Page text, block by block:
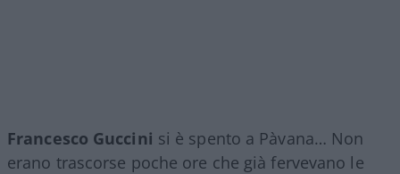
Francesco Guccini si è spento a Pàvana… Non
erano trascorse poche ore che già fervevano le